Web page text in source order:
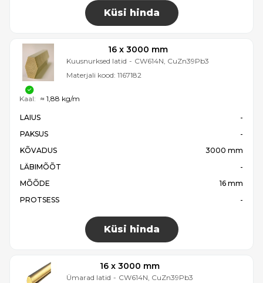
Küsi hinda
16 x 3000 mm
Kuusnurksed latid - CW614N, CuZn39Pb3
Materjali kood: 1167182
LAIUS
-
PAKSUS
-
KÕVADUS
3000 mm
LÄBIMÕÕT
-
MÕÕDE
16 mm
PROTSESS
-
Küsi hinda
Kaal: ≈ 1,88 kg/m
16 x 3000 mm
Ümarad latid - CW614N, CuZn39Pb3